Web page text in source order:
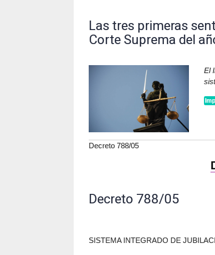
Las tres primeras
Corte Suprema del
El
Decreto 788/05
Decreto 788/05
SISTEMA INTEGRADO DE